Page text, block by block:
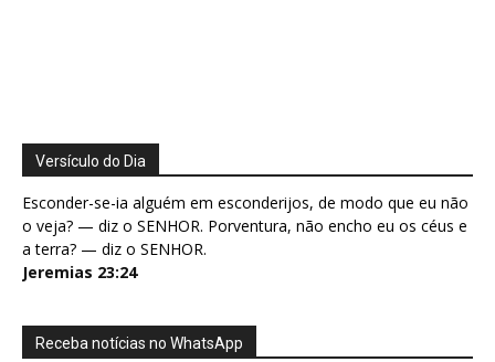
Versículo do Dia
Esconder-se-ia alguém em esconderijos, de modo que eu não
o veja? — diz o SENHOR. Porventura, não encho eu os céus e
a terra? — diz o SENHOR.
Jeremias 23:24
Receba notícias no WhatsApp